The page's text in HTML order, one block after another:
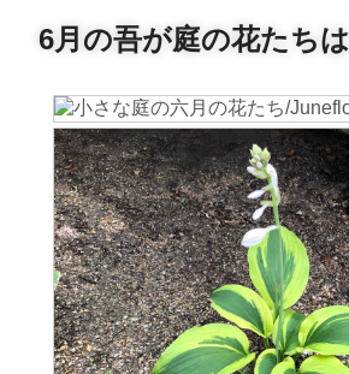
6月の吾が庭の花たちは